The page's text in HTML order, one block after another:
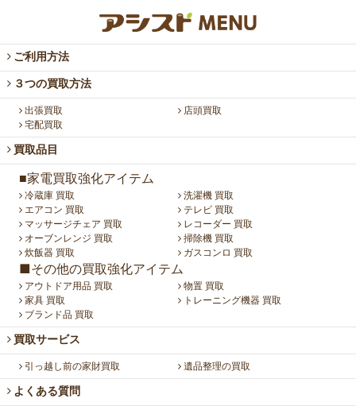
ご利用方法
３つの買取方法
出張買取
店頭買取
宅配買取
買取品目
■家電買取強化アイテム
冷蔵庫 買取
洗濯機 買取
エアコン 買取
テレビ 買取
マッサージチェア 買取
レコーダー 買取
オーブンレンジ 買取
掃除機 買取
炊飯器 買取
ガスコンロ 買取
■その他の買取強化アイテム
アウトドア用品 買取
物置 買取
家具 買取
トレーニング機器 買取
ブランド品 買取
買取サービス
引っ越し前の家財買取 遺品整理の買取
よくある質問